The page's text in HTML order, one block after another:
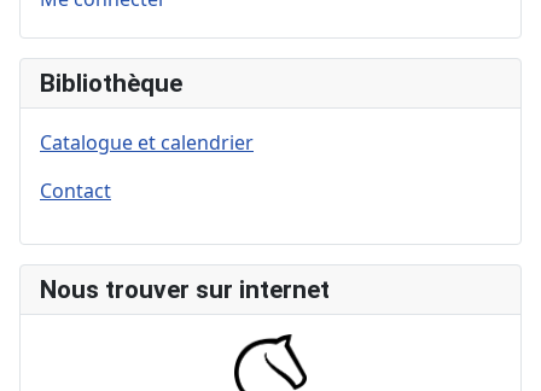
Bibliothèque
Catalogue et calendrier
Contact
Nous trouver sur internet